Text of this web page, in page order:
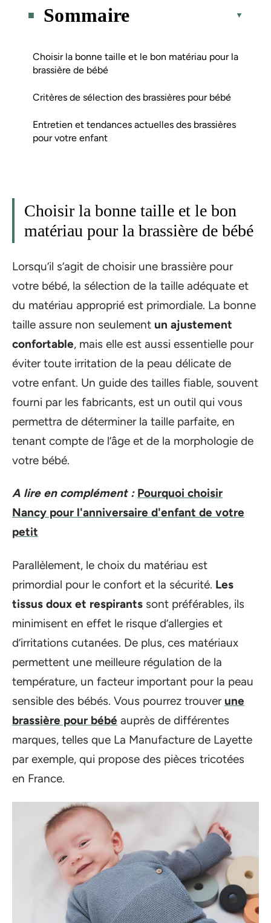
Sommaire
Choisir la bonne taille et le bon matériau pour la
brassière de bébé
Critères de sélection des brassières pour bébé
Entretien et tendances actuelles des brassières
pour votre enfant
Choisir la bonne taille et le bon
matériau pour la brassière de bébé
Lorsqu’il s’agit de choisir une brassière pour
votre bébé, la sélection de la taille adéquate et
du matériau approprié est primordiale. La bonne
taille assure non seulement un ajustement
confortable, mais elle est aussi essentielle pour
éviter toute irritation de la peau délicate de
votre enfant. Un guide des tailles fiable, souvent
fourni par les fabricants, est un outil qui vous
permettra de déterminer la taille parfaite, en
tenant compte de l’âge et de la morphologie de
votre bébé.
A lire en complément : Pourquoi choisir
Nancy pour l'anniversaire d'enfant de votre
petit
Parallèlement, le choix du matériau est
primordial pour le confort et la sécurité. Les
tissus doux et respirants sont préférables, ils
minimisent en effet le risque d’allergies et
d’irritations cutanées. De plus, ces matériaux
permettent une meilleure régulation de la
température, un facteur important pour la peau
sensible des bébés. Vous pourrez trouver une
brassière pour bébé auprès de différentes
marques, telles que La Manufacture de Layette
par exemple, qui propose des pièces tricotées
en France.